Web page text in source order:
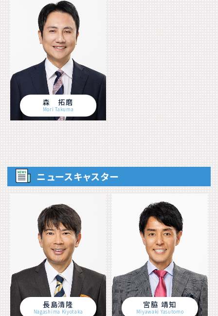
森 拓磨
Mori Takuma
ニュースキャスター
長島清隆
Nagashima Kiyotaka
宮脇 靖知
Miyawaki Yasutomo